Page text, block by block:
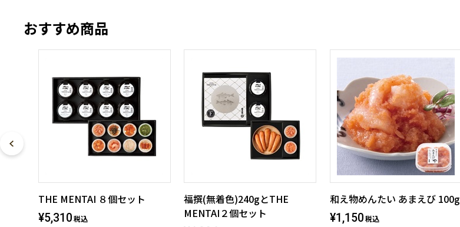
おすすめ商品
THE MENTAI ８個セット
¥5,310 税込
福撰(無着色)240gとTHE
MENTAI２個セット
和え物めんたい あまえび 100g
¥1,150 税込